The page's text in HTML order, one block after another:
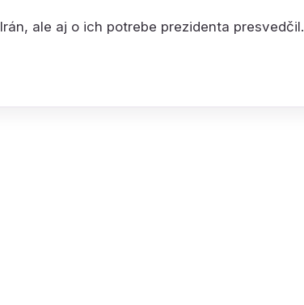
Irán, ale aj o ich potrebe prezidenta presvedčil.